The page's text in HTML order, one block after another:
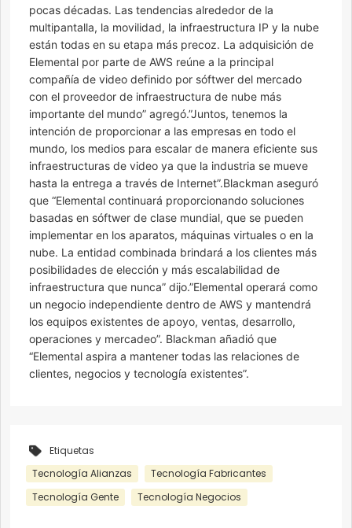
pocas décadas. Las tendencias alrededor de la
multipantalla, la movilidad, la infraestructura IP y la nube
están todas en su etapa más precoz. La adquisición de
Elemental por parte de AWS reúne a la principal
compañía de video definido por sóftwer del mercado
con el proveedor de infraestructura de nube más
importante del mundo” agregó.”Juntos, tenemos la
intención de proporcionar a las empresas en todo el
mundo, los medios para escalar de manera eficiente sus
infraestructuras de video ya que la industria se mueve
hasta la entrega a través de Internet”.Blackman aseguró
que “Elemental continuará proporcionando soluciones
basadas en sóftwer de clase mundial, que se pueden
implementar en los aparatos, máquinas virtuales o en la
nube. La entidad combinada brindará a los clientes más
posibilidades de elección y más escalabilidad de
infraestructura que nunca” dijo.”Elemental operará como
un negocio independiente dentro de AWS y mantendrá
los equipos existentes de apoyo, ventas, desarrollo,
operaciones y mercadeo”. Blackman añadió que
“Elemental aspira a mantener todas las relaciones de
clientes, negocios y tecnología existentes”.
Etiquetas
Tecnología Alianzas
Tecnología Fabricantes
Tecnología Gente
Tecnología Negocios